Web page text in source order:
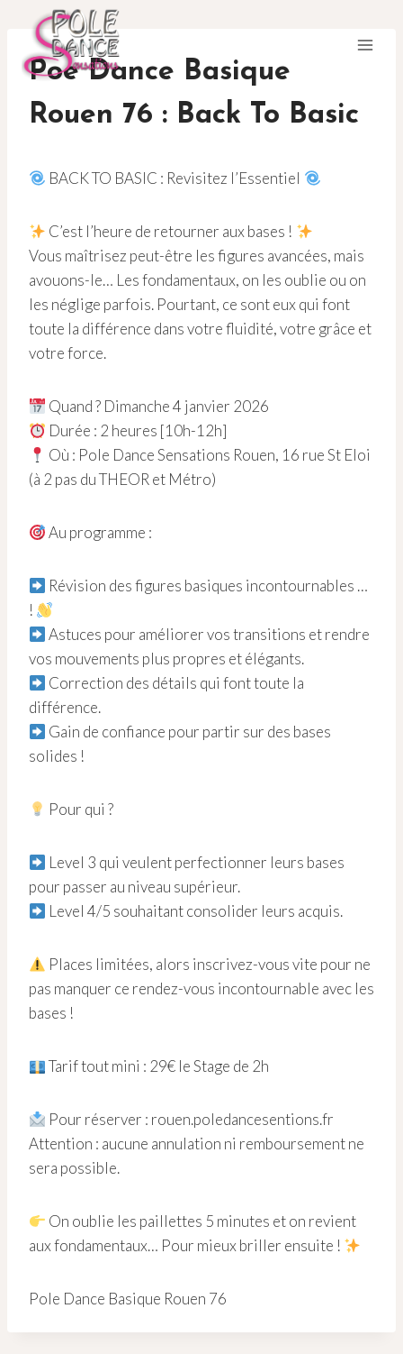
contenuPoe Dance Basique
Rouen 76 : Back To Basic
BACK TO BASIC : Revisitez l’Essentiel
C’est l’heure de retourner aux bases !
Vous maîtrisez peut-être les figures avancées, mais
avouons-le… Les fondamentaux, on les oublie ou on
les néglige parfois. Pourtant, ce sont eux qui font
toute la différence dans votre fluidité, votre grâce et
votre force.
Quand ? Dimanche 4 janvier 2026
Durée : 2 heures [10h-12h]
Où : Pole Dance Sensations Rouen, 16 rue St Eloi
(à 2 pas du THEOR et Métro)
Au programme :
Révision des figures basiques incontournables …
!
Astuces pour améliorer vos transitions et rendre
vos mouvements plus propres et élégants.
Correction des détails qui font toute la
différence.
Gain de confiance pour partir sur des bases
solides !
Pour qui ?
Level 3 qui veulent perfectionner leurs bases
pour passer au niveau supérieur.
Level 4/5 souhaitant consolider leurs acquis.
Places limitées, alors inscrivez-vous vite pour ne
pas manquer ce rendez-vous incontournable avec les
bases !
Tarif tout mini : 29€ le Stage de 2h
Pour réserver : rouen.poledancesentions.fr
Attention : aucune annulation ni remboursement ne
sera possible.
On oublie les paillettes 5 minutes et on revient
aux fondamentaux… Pour mieux briller ensuite !
Pole Dance Basique Rouen 76